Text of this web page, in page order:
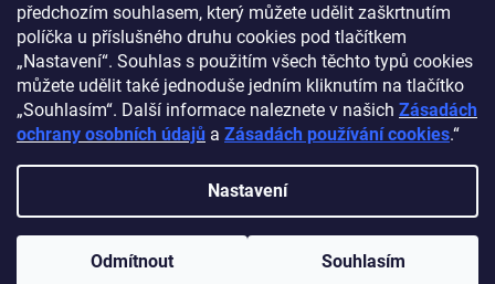
předchozím souhlasem, který můžete udělit zaškrtnutím
políčka u příslušného druhu cookies pod tlačítkem
„Nastavení“. Souhlas s použitím všech těchto typů cookies
můžete udělit také jednoduše jedním kliknutím na tlačítko
„Souhlasím“. Další informace naleznete v našich Zásadách
ochrany osobních údajů a Zásadách používání cookies.“
Nastavení
Odmítnout Souhlasím
Počet hlasů:340
Myprovas.cz Obchodnawebu.cz
Vytvořil Shoptet
Copyright 2026Obchodnawebu . Všechna práva vyhrazena.